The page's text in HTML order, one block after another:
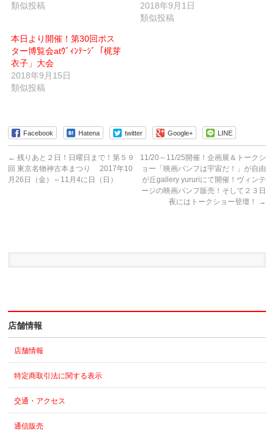
し
い
ン
ド
ウ
で
開
き
ま
す)
す)
類似投稿
2018年9月1日
類似投稿
本日より開催！第30回ポス
ター博覧会atｳﾞｨﾝﾃｰｼﾞ「梶芽
衣子」大会
2018年9月15日
類似投稿
Facebook Hatena twitter Google+ LINE
← 残りあと２日！日曜日まで！第５９
回 東京名物神古本まつり 2017年10
月26日（金）～11月4に日（日）
11/20～11/25開催！企画展＆トークシ
ョー「映画パンフは宇宙だ！」が自由
が丘gallery yururiにて開催！ヴィンテ
ージの映画パンフ販売！そして２３日
夜にはトークショー登壇！
→
店舗情報
店舗情報
特定商取引法に関する表示
交通・アクセス
通信販売